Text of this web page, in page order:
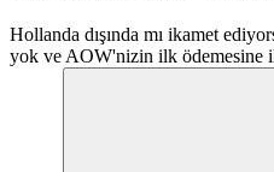
Hollanda dışında mı ikamet
yok ve AOW'nizin ilk ödemesine